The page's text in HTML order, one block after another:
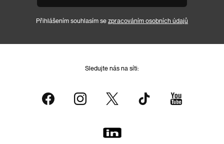
Přihlášením souhlasím se zpracováním osobních údajů
Sledujte nás na síti: